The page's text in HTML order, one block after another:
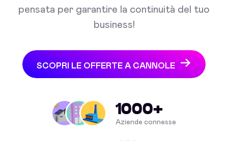
pensata per garantire la continuità del tuo
business!
SCOPRI LE OFFERTE A CANNOLE
1000+
Aziende connesse